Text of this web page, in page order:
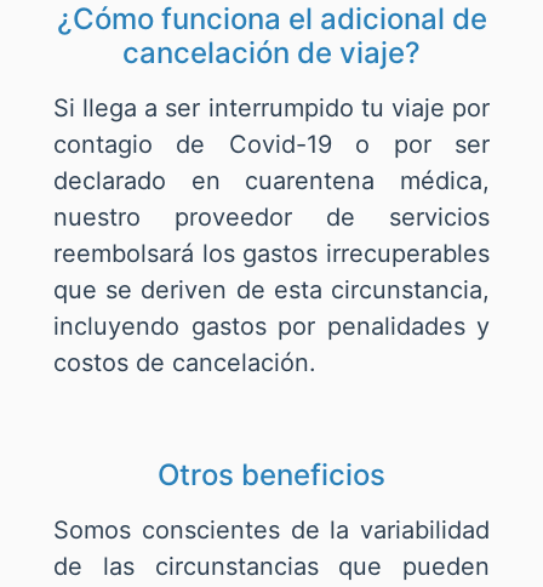
¿Cómo funciona el adicional de
cancelación de viaje?
Si llega a ser interrumpido tu viaje por
contagio de Covid-19 o por ser
declarado en cuarentena médica,
nuestro proveedor de servicios
reembolsará los gastos irrecuperables
que se deriven de esta circunstancia,
incluyendo gastos por penalidades y
costos de cancelación.
Otros beneficios
Somos conscientes de la variabilidad
de las circunstancias que pueden